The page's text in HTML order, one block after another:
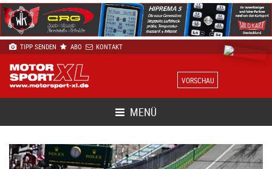
TIPP SENDEN ABO KONTAKT
VORSCHAU
MENÜ